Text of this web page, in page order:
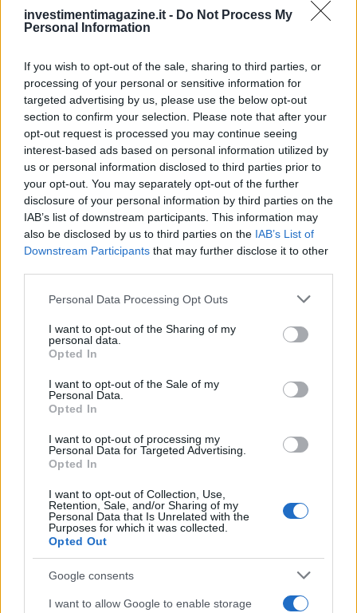
investimentimagazine.it - Do Not Process My
Personal Information
If you wish to opt-out of the sale, sharing to third parties, or
processing of your personal or sensitive information for
targeted advertising by us, please use the below opt-out
section to confirm your selection. Please note that after your
opt-out request is processed you may continue seeing
interest-based ads based on personal information utilized by
us or personal information disclosed to third parties prior to
your opt-out. You may separately opt-out of the further
disclosure of your personal information by third parties on the
IAB’s list of downstream participants. This information may
also be disclosed by us to third parties on the IAB’s List of
Downstream Participants that may further disclose it to other
Please note that this website/app uses one or more Google
not limited to your visit or usage behaviour. You may click to
grant or deny consent to Google and its third-party tags to
use your data for below specified purposes in below Google
consent section.
Personal Data Processing Opt Outs
I want to opt-out of the Sharing of my
personal data.
Opted In
I want to opt-out of the Sale of my
Personal Data.
Opted In
I want to opt-out of processing my
Personal Data for Targeted Advertising.
Opted In
I want to opt-out of Collection, Use,
Retention, Sale, and/or Sharing of my
Personal Data that Is Unrelated with the
Purposes for which it was collected.
Opted Out
Google consents
I want to allow Google to enable storage
Continua a leggere
FINANZIAMENTI
Aggiudicazione definitiva per prestazioni legali nel mese di
Edoardo Vitali · 8 Ago 2026
documenti e KPI